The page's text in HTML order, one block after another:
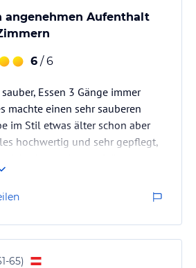
angenehmen Aufenthalt
6 / 6
Essen 3 Gänge immer
machte einen sehr sauberen
im Stil etwas älter schon aber
hochwertig und sehr gepflegt,
viel Zeit genommen und uns die
Anwesen gezeigt,
tiptop sauber und wertig, ich
immer sehr freundlich und
65)